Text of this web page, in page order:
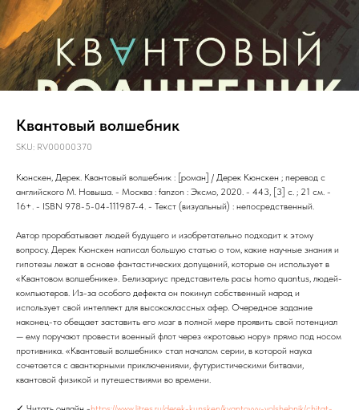
Квантовый волшебник
SKU: RV00000370
Кюнскен, Дерек. Квантовый волшебник : [роман] / Дерек Кюнскен ; перевод с
английского М. Новыша. - Москва : fanzon : Эксмо, 2020. - 443, [3] с. ; 21 см. -
16+. - ISBN 978-5-04-111987-4. - Текст (визуальный) : непосредственный.
Автор прорабатывает людей будущего и изобретательно подходит к этому
вопросу. Дерек Кюнскен написал большую статью о том, какие научные знания и
гипотезы лежат в основе фантастических допущений, которые он использует в
«Квантовом волшебнике». Белизариус представитель расы homo quantus, людей-
компьютеров. Из-за особого дефекта он покинул собственный народ и
использует свой интеллект для высококлассных афер. Очередное задание
наконец-то обещает заставить его мозг в полной мере проявить свой потенциал
— ему поручают провести военный флот через «кротовью нору» прямо под носом
противника. «Квантовый волшебник» стал началом серии, в которой наука
сочетается с авантюрными приключениями, футуристическими битвами,
квантовой физикой и путешествиями во времени.